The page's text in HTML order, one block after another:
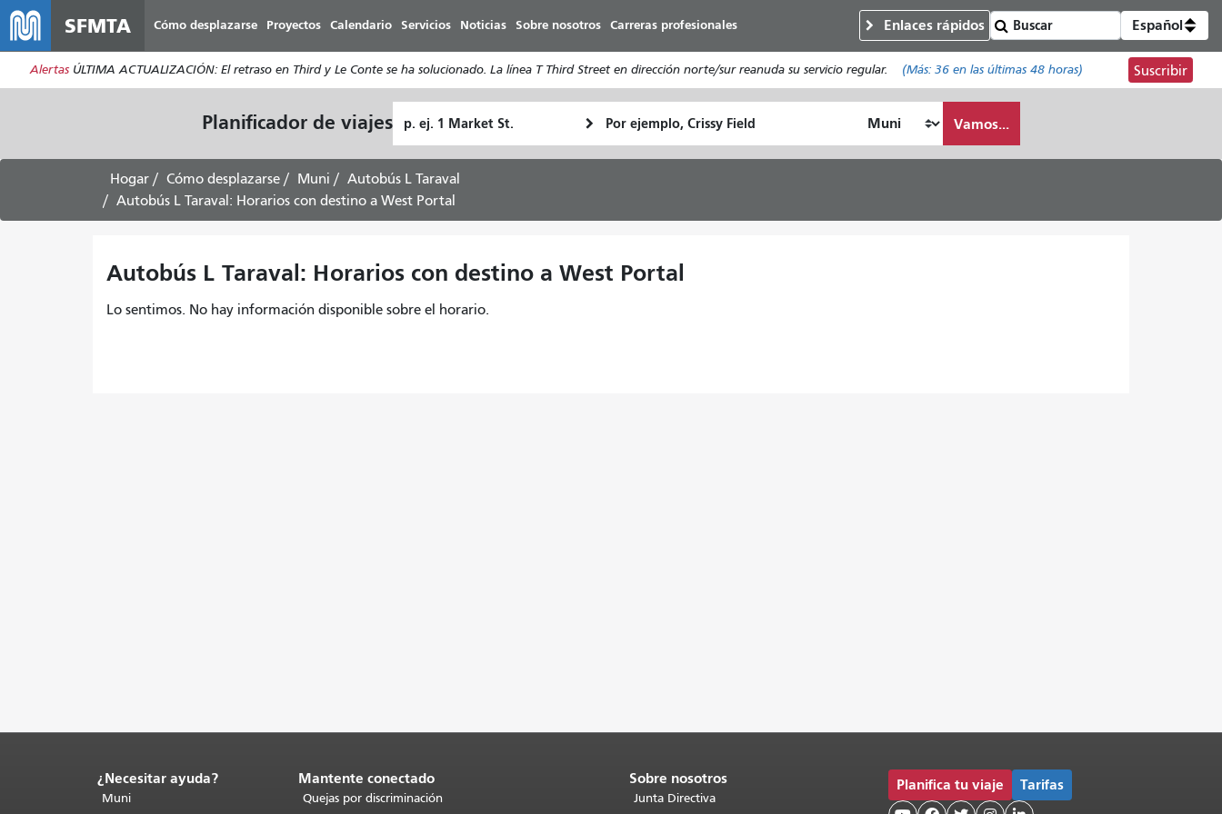
al
contenido
principal
SFMTA Cómo desplazarse Proyectos Calendario Servicios Noticias Sobre nosotros Carreras profesionales Enlaces rápidos Español
Alertas ÚLTIMA ACTUALIZACIÓN: El retraso en Third y Le Conte se ha solucionado. La línea T Third Street en dirección norte/sur reanuda su servicio regular. (Más: 36en las últimas 48 horas) Suscribir
Planificador de viajes de
partida
Cómo
quiero
Vamos...
Hogar Cómo desplazarse Muni
Autobús L Taraval
Autobús L Taraval: Horarios con destino a West Portal
Autobús L Taraval: Horarios con destino a West Portal
Lo sentimos. No hay información disponible sobre el horario.
Fin
del
¿Necesitar ayuda?
Muni
Mantente conectado
Quejas por discriminación
Sobre nosotros
Junta Directiva
Planifica tu viaje Tarifas